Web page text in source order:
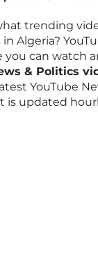
trending
Algeria?
you can watch
& Politics
YouTube
is updated